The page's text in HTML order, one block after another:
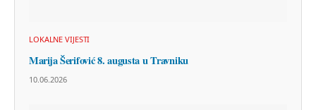
LOKALNE VIJESTI
Marija Šerifović 8. augusta u Travniku
10.06.2026